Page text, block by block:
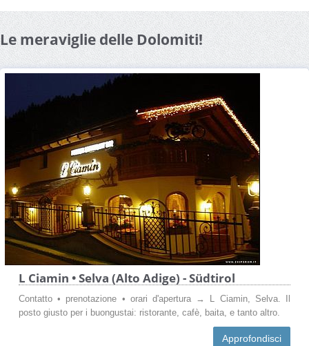
Le meraviglie delle Dolomiti!
L Ciamin • Selva (Alto Adige) - Südtirol
Contatto • prenotazione • orari d'apertura → L Ciamin, Selva. Il
posto giusto per i buongustai: ristorante, cafè, baita, e tanto altro.
Approfondisci